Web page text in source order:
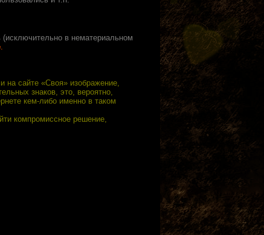
(исключительно в нематериальном
на сайте «Своя» изображение,
знаков, это, вероятно,
кем-либо именно в таком
компромиссное решение,